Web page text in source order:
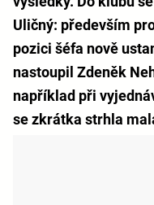
Uličný: především
pozici šéfa nově
nastoupil Zdeněk
například při
se zkrátka strhla